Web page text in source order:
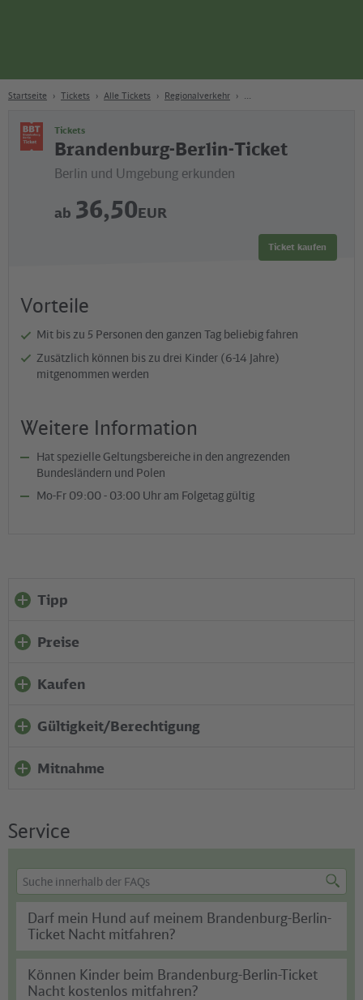
Startseite Tickets Alle Tickets Regionalverkehr
Tickets
Brandenburg-Berlin-Ticket
Berlin und Umgebung erkunden
ab 36,50EUR
Ticket kaufen
Vorteile
Mit bis zu 5 Personen den ganzen Tag beliebig fahren
Zusätzlich können bis zu drei Kinder (6-14 Jahre)
mitgenommen werden
Weitere Information
Hat spezielle Geltungsbereiche in den angrezenden
Bundesländern und Polen
Mo-Fr 09:00 - 03:00 Uhr am Folgetag gültig
Tipp
Preise
Kaufen
Gültigkeit/Berechtigung
Mitnahme
Service
FAQ
Suche
Suchbegriff
eingeben
Suche
Darf mein Hund auf meinem Brandenburg-Berlin-
Ticket Nacht mitfahren?
Können Kinder beim Brandenburg-Berlin-Ticket
Nacht kostenlos mitfahren?